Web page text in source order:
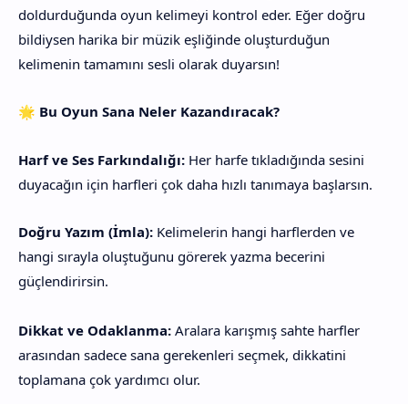
doldurduğunda oyun kelimeyi kontrol eder. Eğer doğru
bildiysen harika bir müzik eşliğinde oluşturduğun
kelimenin tamamını sesli olarak duyarsın!
🌟 Bu Oyun Sana Neler Kazandıracak?
Harf ve Ses Farkındalığı: Her harfe tıkladığında sesini
duyacağın için harfleri çok daha hızlı tanımaya başlarsın.
Doğru Yazım (İmla): Kelimelerin hangi harflerden ve
hangi sırayla oluştuğunu görerek yazma becerini
güçlendirirsin.
Dikkat ve Odaklanma: Aralara karışmış sahte harfler
arasından sadece sana gerekenleri seçmek, dikkatini
toplamana çok yardımcı olur.